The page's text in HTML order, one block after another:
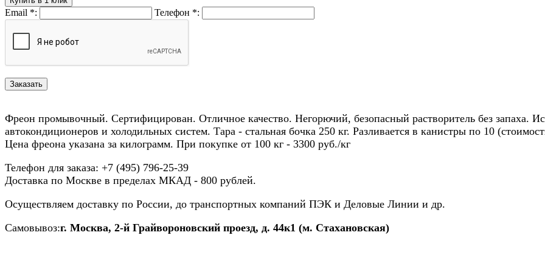
Email *: Телефон *:
Фреон промывочный. Сертифицирован. Отличное качество. Негорючий, безопасный растворитель без запаха.
автокондиционеров и холодильных систем. Тара - стальная бочка 250 кг. Разливается в канистры по 10
Цена фреона указана за килограмм. При покупке от 100 кг - 3300 руб./кг
Телефон для заказа: +7 (495) 796-25-39
Доставка по Москве в пределах МКАД - 800 рублей.
Осуществляем доставку по России, до транспортных компаний ПЭК и Деловые Линии и др.
Самовывоз:г. Москва, 2-й Грайвороновский проезд, д. 44к1 (м. Стахановская)